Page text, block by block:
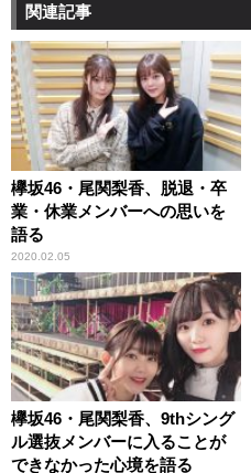
関連記事
欅坂46・尾関梨香、脱退・卒
業・休業メンバーへの思いを
語る
2020.02.05
欅坂46・尾関梨香、9thシング
ル選抜メンバーに入ることが
できなかった心境を語る